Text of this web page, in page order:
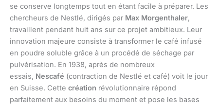
se conserve longtemps tout en étant facile à préparer. Les
chercheurs de Nestlé, dirigés par Max Morgenthaler,
travaillent pendant huit ans sur ce projet ambitieux. Leur
innovation majeure consiste à transformer le café infusé
en poudre soluble grâce à un procédé de séchage par
pulvérisation. En 1938, après de nombreux
essais, Nescafé (contraction de Nestlé et café) voit le jour
en Suisse. Cette création révolutionnaire répond
parfaitement aux besoins du moment et pose les bases